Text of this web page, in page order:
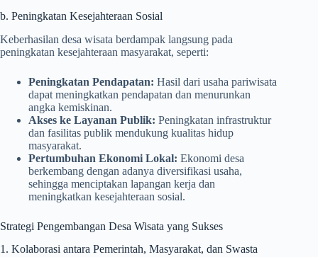
b. Peningkatan Kesejahteraan Sosial
Keberhasilan desa wisata berdampak langsung pada
peningkatan kesejahteraan masyarakat, seperti:
Peningkatan Pendapatan: Hasil dari usaha pariwisata
dapat meningkatkan pendapatan dan menurunkan
angka kemiskinan.
Akses ke Layanan Publik: Peningkatan infrastruktur
dan fasilitas publik mendukung kualitas hidup
masyarakat.
Pertumbuhan Ekonomi Lokal: Ekonomi desa
berkembang dengan adanya diversifikasi usaha,
sehingga menciptakan lapangan kerja dan
meningkatkan kesejahteraan sosial.
Strategi Pengembangan Desa Wisata yang Sukses
1. Kolaborasi antara Pemerintah, Masyarakat, dan Swasta